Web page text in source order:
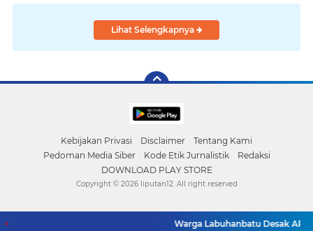
Lihat Selengkapnya
Kebijakan Privasi Disclaimer
Tentang Kami
Pedoman Media Siber
Kode Etik Jurnalistik
Redaksi
DOWNLOAD PLAY STORE
Warga Labuhanbatu Desak APH
Copyright © 2026 liputan12. All right reserved